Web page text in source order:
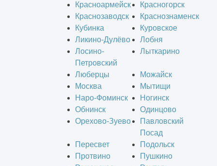
Красноармейск
Красногорск
Краснозаводск
Краснознаменск
Кубинка
Куровское
Ликино-Дулёво
Лобня
Лосино-
Петровский
Лыткарино
Люберцы
Можайск
Москва
Мытищи
Наро-Фоминск
Ногинск
Обнинск
Одинцово
Орехово-Зуево
Павловский
Посад
Пересвет
Подольск
Протвино
Пушкино